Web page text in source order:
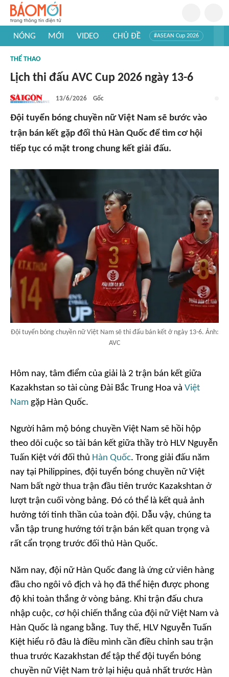
NÓNG MỚI VIDEO CHỦ ĐỀ #ASEAN Cup 2026
#Khám phá thế giới
THỂ THAO
Lịch thi đấu AVC Cup 2026 ngày 13-6
13/6/2026 Gốc
Đội tuyển bóng chuyền nữ Việt Nam sẽ bước vào
trận bán kết gặp đối thủ Hàn Quốc để tìm cơ hội
tiếp tục có mặt trong chung kết giải đấu.
Đội tuyển bóng chuyền nữ Việt Nam sẽ thi đấu bán kết ở ngày 13-6. Ảnh:
AVC
Hôm nay, tâm điểm của giải là 2 trận bán kết giữa
Kazakhstan so tài cùng Đài Bắc Trung Hoa và Việt
Nam gặp Hàn Quốc.
Người hâm mộ bóng chuyền Việt Nam sẽ hồi hộp
theo dõi cuộc so tài bán kết giữa thầy trò HLV Nguyễn
Tuấn Kiệt với đối thủ Hàn Quốc. Trong giải đấu năm
nay tại Philippines, đội tuyển bóng chuyền nữ Việt
Nam bất ngờ thua trận đầu tiên trước Kazakshtan ở
lượt trận cuối vòng bảng. Đó có thể là kết quả ảnh
hưởng tới tinh thần của toàn đội. Dẫu vậy, chúng ta
vẫn tập trung hướng tới trận bán kết quan trọng và
rất cẩn trọng trước đối thủ Hàn Quốc.
Năm nay, đội nữ Hàn Quốc đang là ứng cử viên hàng
đầu cho ngôi vô địch và họ đã thể hiện được phong
độ khi toàn thắng ở vòng bảng. Khi trận đấu chưa
nhập cuộc, cơ hội chiến thắng của đội nữ Việt Nam và
Hàn Quốc là ngang bằng. Tuy thế, HLV Nguyễn Tuấn
Kiệt hiểu rõ đâu là điều mình cần điều chỉnh sau trận
thua trước Kazakhstan để tập thể đội tuyển bóng
chuyền nữ Việt Nam trở lại hiệu quả nhất trước Hàn